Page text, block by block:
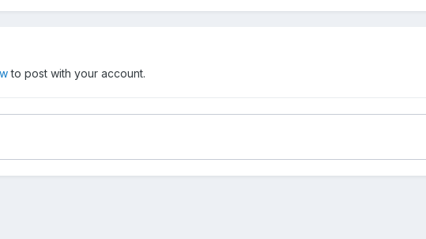
to post with your account.